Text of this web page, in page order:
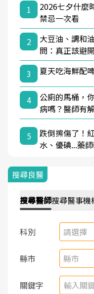
1
2026七夕什麼
禁忌一次看
2
大豆油、調和
問：真正該避
3
夏天吃海鮮配
4
公廁的馬桶，
病嗎？醫師有
5
跌倒擦傷了！
水、優碘...藥
搜尋良醫
搜尋醫師搜尋醫事機
科別 請選擇
縣市 縣市
關鍵字